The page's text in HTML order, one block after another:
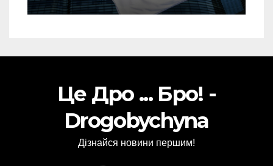
Це Дро ... Бро! -
Drogobychyna
Дізнайся новини першим!